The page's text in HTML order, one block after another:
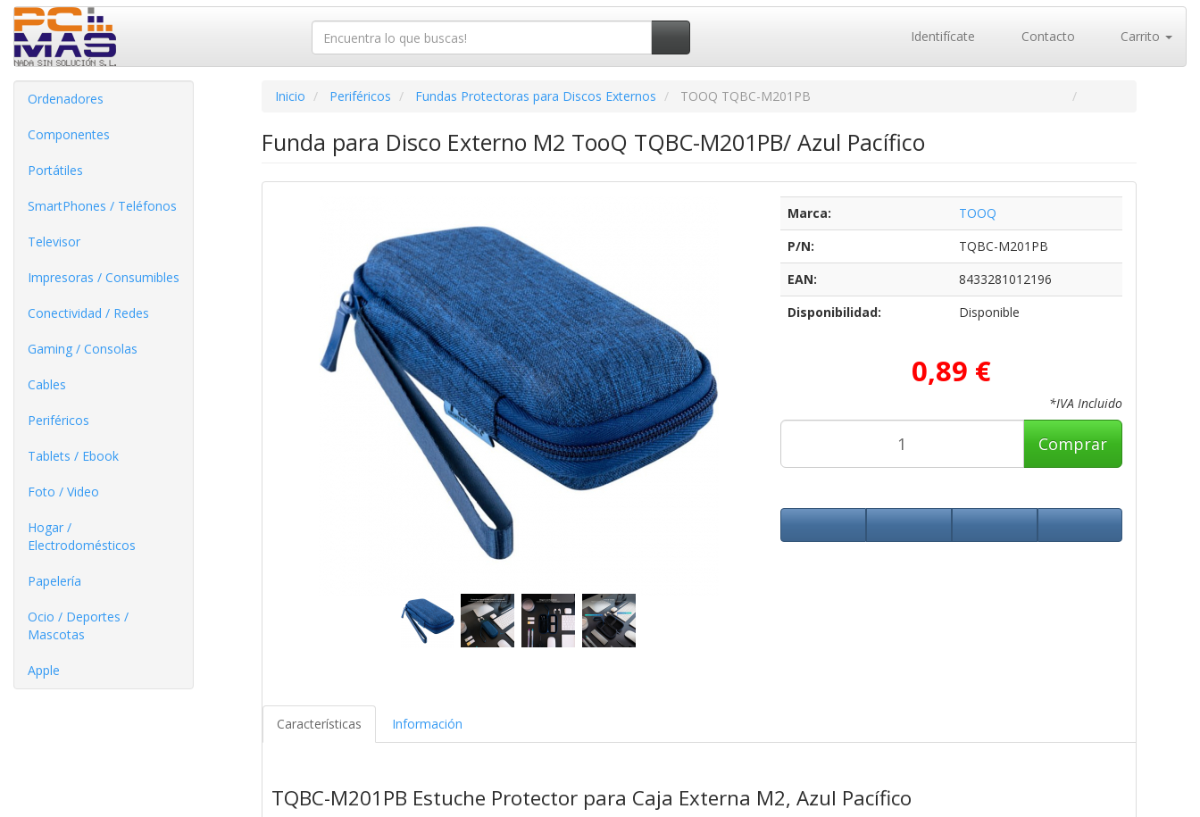
Identifícate Contacto Carrito
Ordenadores
Componentes
Portátiles
SmartPhones / Teléfonos
Televisor
Impresoras / Consumibles
Conectividad / Redes
Gaming / Consolas
Cables
Periféricos
Tablets / Ebook
Foto / Video
Hogar /
Electrodomésticos
Papelería
Ocio / Deportes /
Mascotas
Apple
Inicio Periféricos Fundas Protectoras para Discos Externos TOOQ TQBC-M201PB
Funda para Disco Externo M2 TooQ TQBC-M201PB/ Azul Pacífico
Marca:
TOOQ
P/N:
TQBC-M201PB
EAN:
8433281012196
Disponibilidad:
Disponible
0,89 €
*IVA Incluido
Comprar
Características Información
TQBC-M201PB Estuche Protector para Caja Externa M2, Azul Pacífico